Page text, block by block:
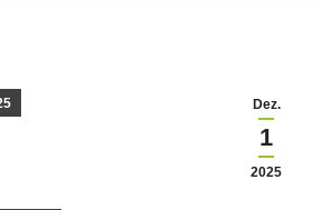
Dez.
1
2025